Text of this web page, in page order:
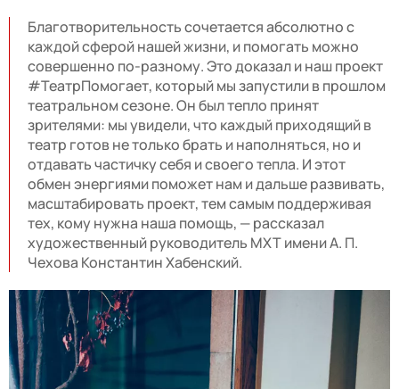
Благотворительность сочетается абсолютно с
каждой сферой нашей жизни, и помогать можно
совершенно по-разному. Это доказал и наш проект
#ТеатрПомогает, который мы запустили в прошлом
театральном сезоне. Он был тепло принят
зрителями: мы увидели, что каждый приходящий в
театр готов не только брать и наполняться, но и
отдавать частичку себя и своего тепла. И этот
обмен энергиями поможет нам и дальше развивать,
масштабировать проект, тем самым поддерживая
тех, кому нужна наша помощь, — рассказал
художественный руководитель МХТ имени А. П.
Чехова Константин Хабенский.